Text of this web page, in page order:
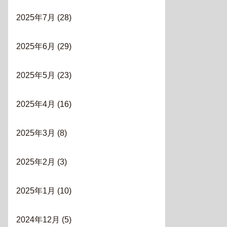
2025年7月 (28)
2025年6月 (29)
2025年5月 (23)
2025年4月 (16)
2025年3月 (8)
2025年2月 (3)
2025年1月 (10)
2024年12月 (5)